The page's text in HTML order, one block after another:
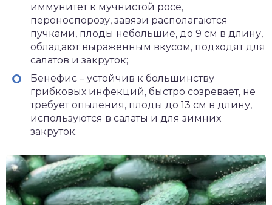
иммунитет к мучнистой росе,
пероноспорозу, завязи располагаются
пучками, плоды небольшие, до 9 см в длину,
обладают выраженным вкусом, подходят для
салатов и закруток;
Бенефис – устойчив к большинству
грибковых инфекций, быстро созревает, не
требует опыления, плоды до 13 см в длину,
используются в салаты и для зимних
закруток.